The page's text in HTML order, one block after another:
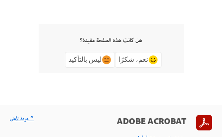
هل كانت هذه الصفحة مفيدة؟
نعم، شكرًا ليس بالتأكيد
ADOBE ACROBAT ^ عودة لأعلى